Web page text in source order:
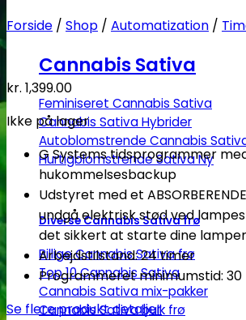
Cannabis Sativa
Feminiseret Cannabis Sativa
Cannabis Sativa Hybrider
Autoblomstrende Cannabis
Hurtigblomstrende Sativa
Diverse Cannabis Sativa frø
Billige Cannabis Sativa frø
Top 10 Cannabis Sativa
Cannabis Sativa mix-pakker
Cannabis Sativa bulk frø
Forside / Shop / Automatization /
kr. 1,399.00
Ikke på lager
G Systems tidsprogrammer
hukommelsesbackup
Udstyret med et
undgå elektrisk stød ved
det sikkert at starte dine
Arbejdstilstand: 24 timer
Programmeret minimumstid:
Se flere produkt detaljer